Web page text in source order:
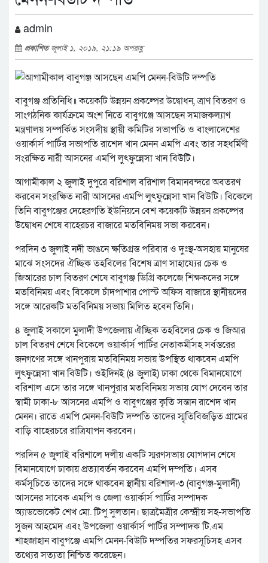
admin
প্রকাশিতজুলাই ১, ২০১৯, ২১:১৯ অপরাহ্ণ
বাবুগঞ্জ প্রতিনিধি॥ কয়েকটি উন্নয়ন প্রকল্পের উদ্বোধন, ত্রাণ বিতরণ ও
সাংগঠনিক কার্যক্রমে অংশ নিতে বাবুগঞ্জে আসছেন সমাজকল্যাণ
মন্ত্রণালয় সম্পর্কিত সংসদীয় স্থায়ী কমিটির সভাপতি ও বাংলাদেশের
ওয়ার্কার্স পার্টির সভাপতি রাশেদ খান মেনন এমপি এবং তার সহধর্মিণী
সংরক্ষিত নারী আসনের এমপি লুৎফুন্নেসা খান বিউটি।
আগামীকাল ২ জুলাই দুপুরে বরিশাল বরিশাল বিমানবন্দরে অবতরণ
করবেন সংরক্ষিত নারী আসনের এমপি লুৎফুন্নেসা খান বিউটি। বিকেলে
তিনি বাবুগঞ্জের দেহেরগতি ইউনিয়নে বেশ কয়েকটি উন্নয়ন প্রকল্পের
উদ্বোধন শেষে বাহেরচর বাজারে মতবিনিময় সভা করবেন।
পরদিন ৩ জুলাই নদী ভাঙনে ক্ষতিগ্রস্ত পরিবার ও দুঃস্থ-অসহায় মানুষের
মাঝে সংসদের ঐচ্ছিক তহবিলের বিশেষ ত্রাণ সাহায্যের চেক ও
জিআরের চাল বিতরণ শেষে বাবুগঞ্জ ডিগ্রি কলেজে শিক্ষকদের সঙ্গে
মতবিনিময় এবং বিকেলে চাঁদপাশার পোস্ট অফিস বাজারে স্থানীয়দের
সঙ্গে আরেকটি মতবিনিময় সভায় মিলিত হবেন তিনি।
৪ জুলাই সকালে মুলাদী উপজেলায় ঐচ্ছিক তহবিলের চেক ও জিআর
চাল বিতরণ শেষে বিকেলে ওয়ার্কার্স পার্টির নেতাকর্মীসহ সর্বস্তরের
জনগণের সঙ্গে খানপুরায় মতবিনিময় সভায় উপস্থিত থাকবেন এমপি
লুৎফুন্নেসা খান বিউটি। ওইদিনই (৪ জুলাই) ঢাকা থেকে বিমানযোগে
বরিশাল এসে তার সঙ্গে খানপুরার মতবিনিময় সভায় যোগ দেবেন তার
স্বামী ঢাকা-৮ আসনের এমপি ও বাবুগঞ্জের কৃতি সন্তান রাশেদ খান
মেনন। রাতে এমপি মেনন-বিউটি দম্পতি তাদের স্মৃতিবিজড়িত গ্রামের
বাড়ি বাহেরচরে রাত্রিযাপন করবেন।
পরদিন ৫ জুলাই বরিশালে দলীয় একটি স্মরণসভায় যোগদান শেষে
বিমানযোগে ঢাকায় প্রত্যাবর্তন করবেন এমপি দম্পতি। এসব
কর্মসূচিতে তাদের সঙ্গে থাকবেন স্থানীয় বরিশাল-৩ (বাবুগঞ্জ-মুলাদী)
আসনের সাবেক এমপি ও জেলা ওয়ার্কার্স পার্টির সম্পাদক
অ্যাডভোকেট শেখ মো. টিপু সুলতান। ছাত্রমৈত্রীর কেন্দ্রীয় সহ-সভাপতি
সুজন আহমেদ এবং উপজেলা ওয়ার্কার্স পার্টির সম্পাদক টি.এম
শাহজাহান বাবুগঞ্জে এমপি মেনন-বিউটি দম্পতির সফরসূচিসহ এসব
তথ্যের সত্যতা নিশ্চিত করেছেন।